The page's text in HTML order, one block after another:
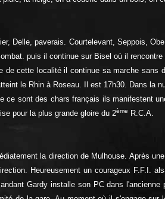
Delle, paverais. Courtelevant, Seppois,
puis il continue sur Bisel où il
de cette localité il continue sa marche sans
le Rhin à Roseau. Il est 17h30. Dans la
ce sont des chars français ils manifestent
pour la plus grande gloire du 2ème R.C.A.
la direction de Mulhouse. Après
Heureusement un courageux F.F.I.
Gardy installe son PC dans